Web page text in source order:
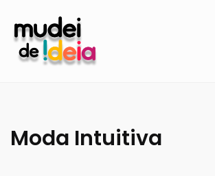
Moda Intuitiva